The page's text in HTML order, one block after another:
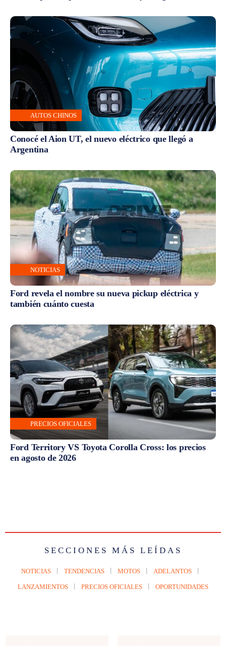
AUTOS CHINOS
Conocé el Aion UT, el nuevo eléctrico que llegó a
Argentina
NOTICIAS
Ford revela el nombre su nueva pickup eléctrica y
también cuánto cuesta
PRECIOS OFICIALES
Ford Territory VS Toyota Corolla Cross: los precios
en agosto de 2026
SECCIONES MÁS LEÍDAS
NOTICIAS TENDENCIAS MOTOS ADELANTOS
LANZAMIENTOS PRECIOS OFICIALES OPORTUNIDADES